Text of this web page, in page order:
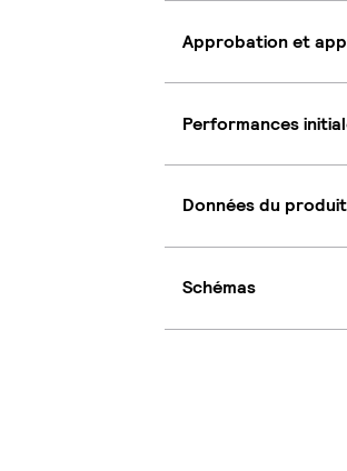
Approbation et
Performances
Données du produit
Schémas